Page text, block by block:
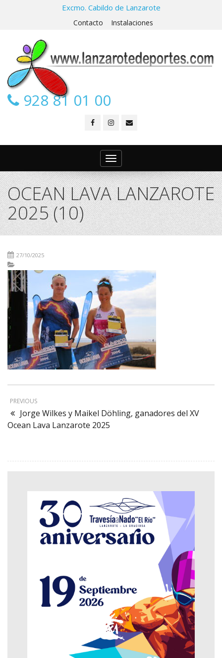
Excmo. Cabildo de Lanzarote
Contacto Instalaciones
928 81 01 00
Toggle
navigation
OCEAN LAVA LANZAROTE
2025 (10)
27/10/2025
PREVIOUS
Jorge Wilkes y Maikel Döhling, ganadores del XV
Ocean Lava Lanzarote 2025